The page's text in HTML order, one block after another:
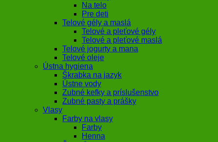
Na telo
Pre deti
Telové gély a maslá
Telové a pleťové gély
Telové a pleťové maslá
Telové jogurty a mana
Telové oleje
Ústna hygiena
Škrabka na jazyk
Ústne vody
Zubné kefky a príslušenstvo
Zubné pasty a prášky
Vlasy
Farby na vlasy
Farby
Henna